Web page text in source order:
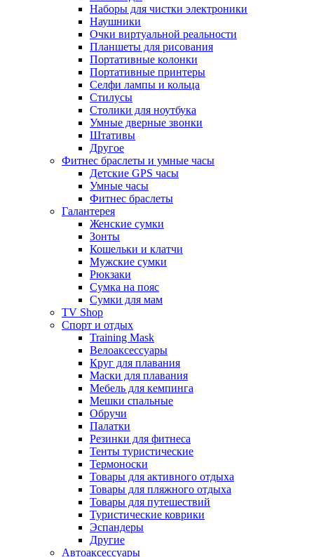
Наборы для чистки электроники
Наушники
Очки виртуальной реальности
Планшеты для рисования
Портативные колонки
Портативные принтеры
Селфи лампы и кольца
Стилусы
Столики для ноутбука
Умные дверные звонки
Штативы
Другое
Фитнес браслеты и умные часы
Детские GPS часы
Умные часы
Фитнес браслеты
Галантерея
Женские сумки
Зонты
Кошельки и клатчи
Мужские сумки
Рюкзаки
Сумка на пояс
Сумки для мам
TV Shop
Спорт и отдых
Training Mask
Велоаксессуары
Круг для плавания
Маски для плавания
Мебель для кемпинга
Мешки спальные
Обручи
Палатки
Резинки для фитнеса
Тенты туристические
Термоноски
Товары для активного отдыха
Товары для пляжного отдыха
Товары для путешествий
Туристические коврики
Эспандеры
Другие
Автоаксессуары